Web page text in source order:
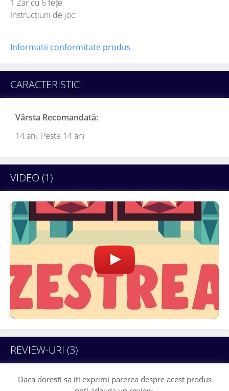
1 Zar cu 6 fețe
Instrucțiuni de joc
Informatii conformitate produs
CARACTERISTICI
Vârsta Recomandată:
14 ani, Peste 14 ani
VIDEO (1)
REVIEW-URI (3)
Daca doresti sa iti exprimi parerea despre acest produs